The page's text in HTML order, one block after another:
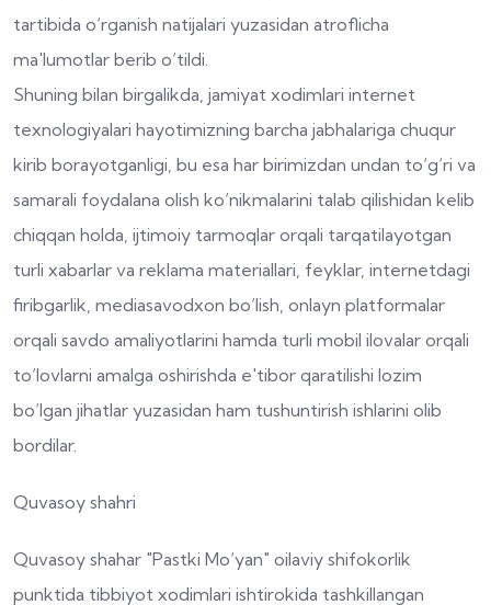
tartibida o‘rganish natijalari yuzasidan atroflicha
ma'lumotlar berib o‘tildi.
Shuning bilan birgalikda, jamiyat xodimlari internet
texnologiyalari hayotimizning barcha jabhalariga chuqur
kirib borayotganligi, bu esa har birimizdan undan to‘g‘ri va
samarali foydalana olish ko‘nikmalarini talab qilishidan kelib
chiqqan holda, ijtimoiy tarmoqlar orqali tarqatilayotgan
turli xabarlar va reklama materiallari, feyklar, internetdagi
firibgarlik, mediasavodxon bo‘lish, onlayn platformalar
orqali savdo amaliyotlarini hamda turli mobil ilovalar orqali
to‘lovlarni amalga oshirishda e'tibor qaratilishi lozim
bo‘lgan jihatlar yuzasidan ham tushuntirish ishlarini olib
bordilar.
Quvasoy shahri
Quvasoy shahar "Pastki Mo‘yan" oilaviy shifokorlik
punktida tibbiyot xodimlari ishtirokida tashkillangan